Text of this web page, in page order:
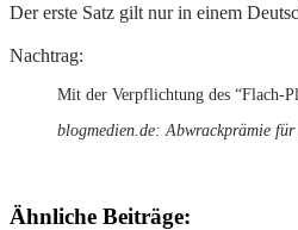
Der erste Satz gilt nur in einem
Nachtrag:
Mit der Verpflichtung des “Flach-
blogmedien.de: Abwrackprämie für
Ähnliche Beiträge: